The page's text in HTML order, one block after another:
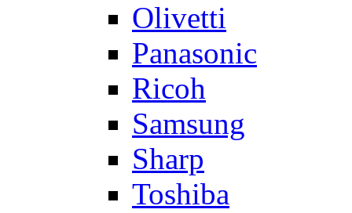
Olivetti
Panasonic
Ricoh
Samsung
Sharp
Toshiba